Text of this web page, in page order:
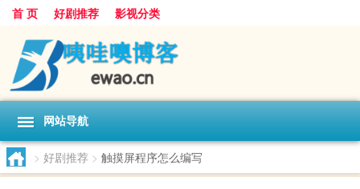
首 页 好剧推荐 影视分类
网站导航
> 好剧推荐 > 触摸屏程序怎么编写